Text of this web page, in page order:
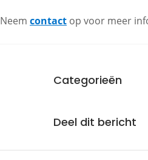
Neem contact op voor meer
Categorieën
Deel dit bericht